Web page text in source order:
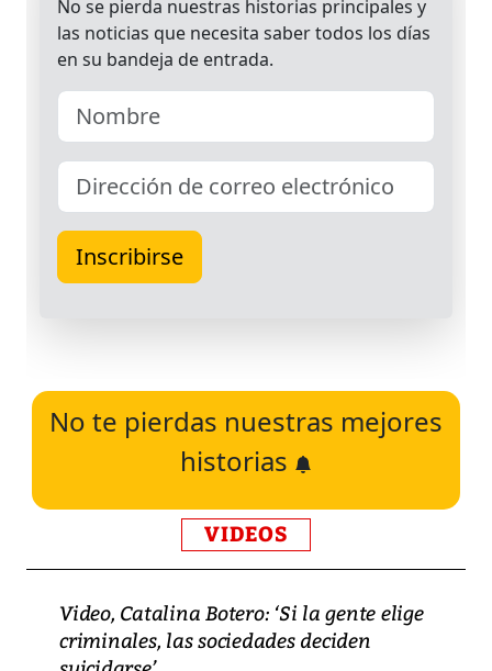
No te pierdas nuestras mejores
historias
VIDEOS
Video, Catalina Botero: ‘Si la gente elige
criminales, las sociedades deciden